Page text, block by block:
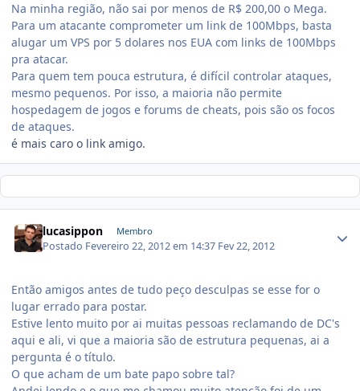
Na minha região, não sai por menos de R$ 200,00 o Mega.
Para um atacante comprometer um link de 100Mbps, basta
alugar um VPS por 5 dolares nos EUA com links de 100Mbps
pra atacar.
Para quem tem pouca estrutura, é difícil controlar ataques,
mesmo pequenos. Por isso, a maioria não permite
hospedagem de jogos e forums de cheats, pois são os focos
de ataques.
é mais caro o link amigo.
lucasippon Membro
Postado Fevereiro 22, 2012 em 14:37 Fev 22, 2012
Então amigos antes de tudo peço desculpas se esse for o
lugar errado para postar.
Estive lento muito por ai muitas pessoas reclamando de DC's
aqui e ali, vi que a maioria são de estrutura pequenas, ai a
pergunta é o título.
O que acham de um bate papo sobre tal?